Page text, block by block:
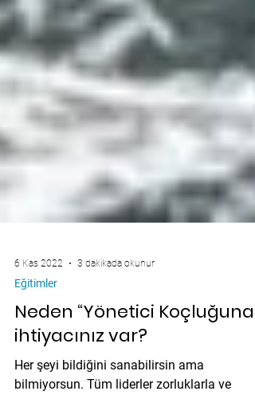
3 dakikada okunur
Eğitimler
Neden “Yönetici Koçluğuna”
ihtiyacınız var?